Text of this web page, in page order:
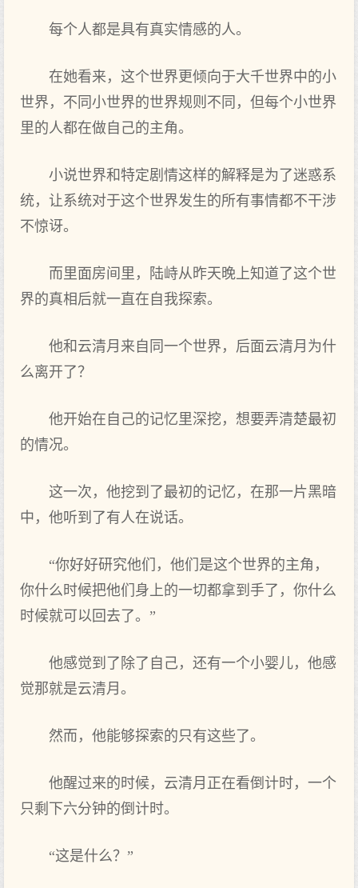
每个人都是具有真实情感的人。
在她看来，这个世界更倾向于大千世界中的小
世界，不同小世界的世界规则不同，但每个小世界
里的人都在做自己的主角。
小说世界和特定剧情这样的解释是为了迷惑系
统，让系统对于这个世界发生的所有事情都不干涉
不惊讶。
而里面房间里，陆峙从昨天晚上知道了这个世
界的真相后就一直在自我探索。
他和云清月来自同一个世界，后面云清月为什
么离开了？
他开始在自己的记忆里深挖，想要弄清楚最初
的情况。
这一次，他挖到了最初的记忆，在那一片黑暗
中，他听到了有人在说话。
“你好好研究他们，他们是这个世界的主角，
你什么时候把他们身上的一切都拿到手了，你什么
时候就可以回去了。”
他感觉到了除了自己，还有一个小婴儿，他感
觉那就是云清月。
然而，他能够探索的只有这些了。
他醒过来的时候，云清月正在看倒计时，一个
只剩下六分钟的倒计时。
“这是什么？”